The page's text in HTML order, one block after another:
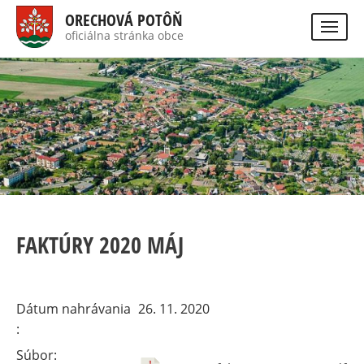
na
obsah
ORECHOVÁ POTÔŇ
oficiálna stránka obce
site
version
Hladať
FAKTÚRY 2020 MÁJ
Dátum nahrávania 26. 11. 2020
Súbor